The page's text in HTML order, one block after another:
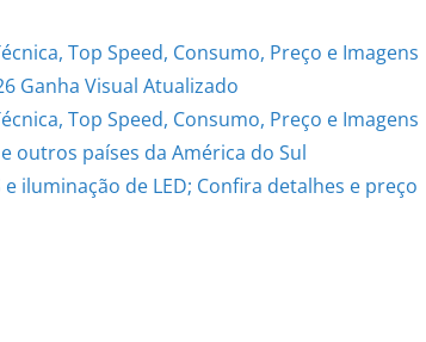
Top Speed, Consumo, Preço e Imagens
Ganha Visual Atualizado
Top Speed, Consumo, Preço e Imagens
outros países da América do Sul
iluminação de LED; Confira detalhes e preço